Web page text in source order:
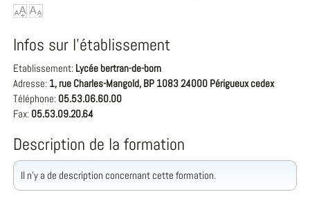
Infos sur l'établissement
Etablissement: Lycée bertran-de-born
Adresse: 1, rue Charles-Mangold, BP 1083 24000 Périgueux cedex
Téléphone: 05.53.06.60.00
Fax: 05.53.09.20.64
Description de la formation
Il n'y a de description concernant cette formation.